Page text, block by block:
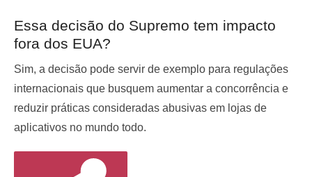
Essa decisão do Supremo tem impacto
fora dos EUA?
Sim, a decisão pode servir de exemplo para regulações
internacionais que busquem aumentar a concorrência e
reduzir práticas consideradas abusivas em lojas de
aplicativos no mundo todo.